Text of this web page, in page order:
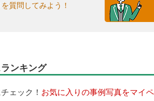
質問してみよう！
ンキング
ェック！ お気に入りの事例写真をマイ